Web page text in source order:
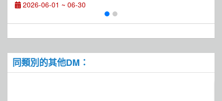
2026-06-01 ~ 06-30
同類別的其他DM：